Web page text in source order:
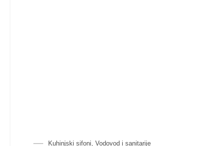
Kuhinjski sifoni, Vodovod i sanitarije